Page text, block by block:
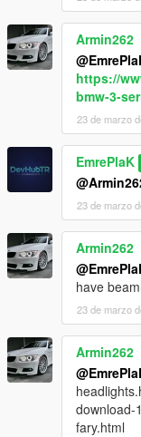
Armin262
https://
bmw-3-
23 de marzo
EmrePlaK
23 de marzo
Armin262
have
23 de marzo
Armin262
download-
fary.html